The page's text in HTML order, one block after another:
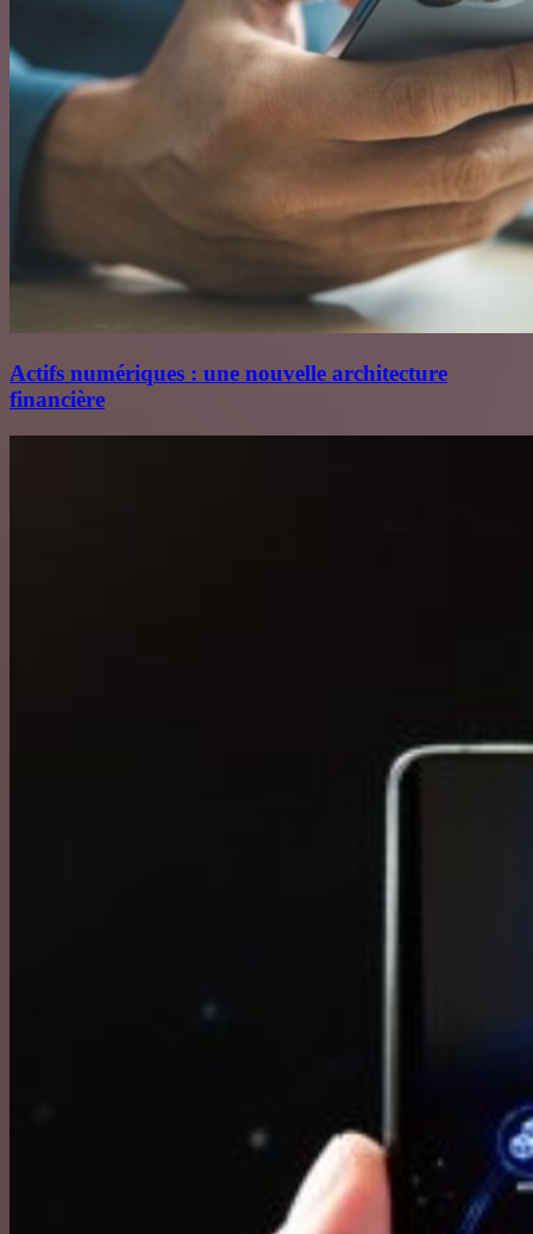
Actifs numériques : une nouvelle architecture
financière